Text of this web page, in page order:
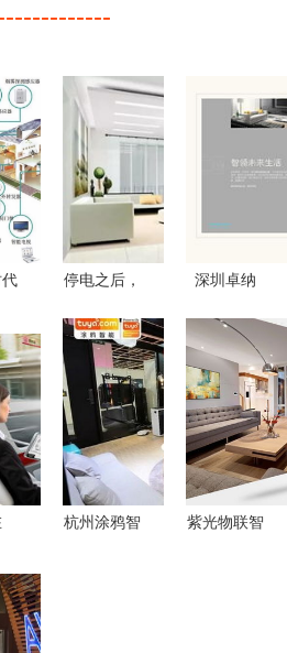
居
度
停电之后，
剩“傻”家电
了吗？
深圳卓纳
设计，点亮
智能家居品
牌未来
杭州涂鸦智
紫光物联智